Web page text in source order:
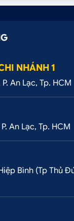
NHÁNH 1
An Lạc, Tp. HCM
An Lạc, Tp. HCM
Bình (Tp Thủ